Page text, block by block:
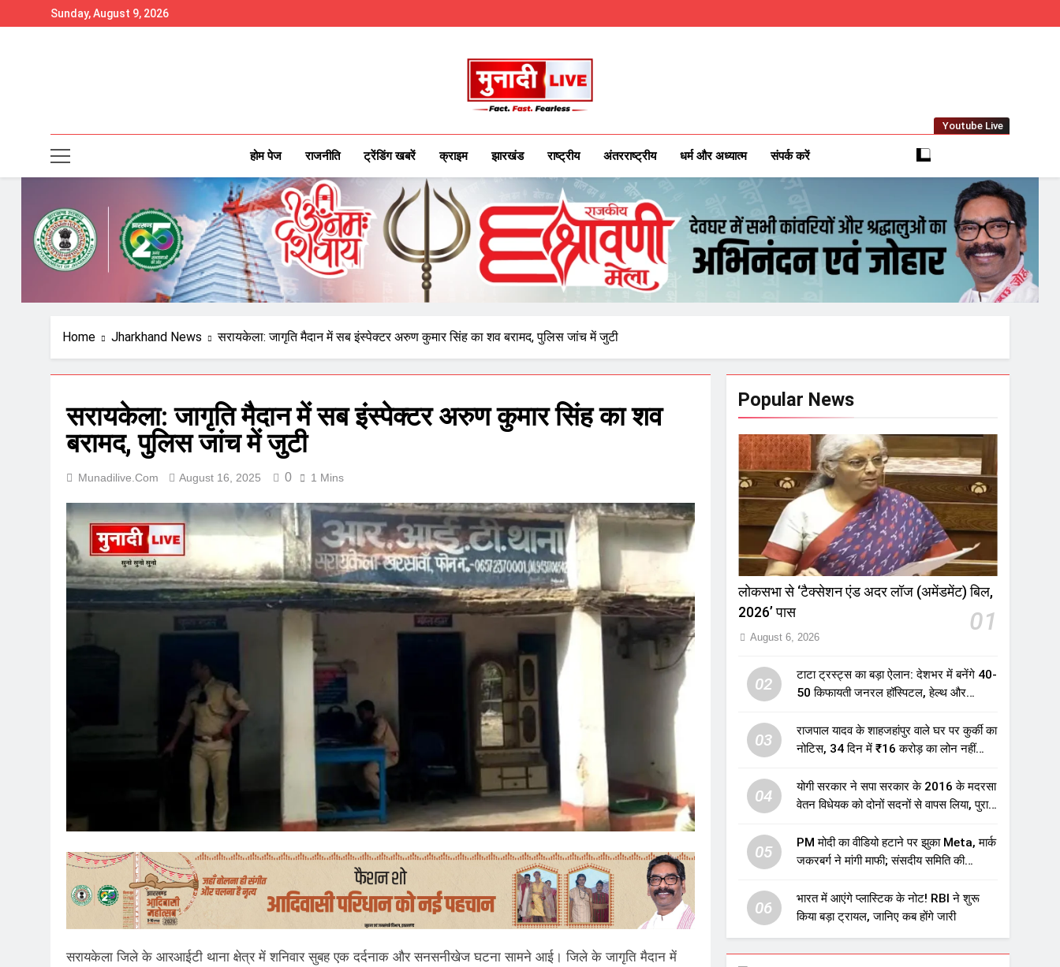
to
Sunday, August 9, 2026
Munadilive.com
Munadi Live – Jharkhand's Leading Local News Network
Youtube Live
होम पेज राजनीति ट्रेंडिंग खबरें क्राइम झारखंड राष्ट्रीय अंतरराष्ट्रीय धर्म और अध्यात्म संपर्क करें
Home Jharkhand News सरायकेला: जागृति मैदान में सब इंस्पेक्टर अरुण कुमार सिंह का शव बरामद, पुलिस जांच में जुटी
सरायकेला: जागृति मैदान में सब इंस्पेक्टर अरुण कुमार सिंह का शव
बरामद, पुलिस जांच में जुटी
Munadilive.com August 16, 2025 0 1 Mins
सरायकेला जिले के आरआईटी थाना क्षेत्र में शनिवार सुबह एक दर्दनाक और सनसनीखेज घटना सामने आई। जिले के जागृति मैदान में
Popular News
लोकसभा से ‘टैक्सेशन एंड अदर लॉज (अमेंडमेंट) बिल,
2026’ पास
01
August 6, 2026
02
टाटा ट्रस्ट्स का बड़ा ऐलान: देशभर में बनेंगे 40-
50 किफायती जनरल हॉस्पिटल, हेल्थ और
03
राजपाल यादव के शाहजहांपुर वाले घर पर कुर्की का
नोटिस, 34 दिन में ₹16 करोड़ का लोन नहीं
04
योगी सरकार ने सपा सरकार के 2016 के मदरसा
वेतन विधेयक को दोनों सदनों से वापस लिया, पुराने
उठाए सवाल
05
PM मोदी का वीडियो हटाने पर झुका Meta, मार्क
जकरबर्ग ने मांगी माफी; संसदीय समिति की
06
भारत में आएंगे प्लास्टिक के नोट! RBI ने शुरू
किया बड़ा ट्रायल, जानिए कब होंगे जारी